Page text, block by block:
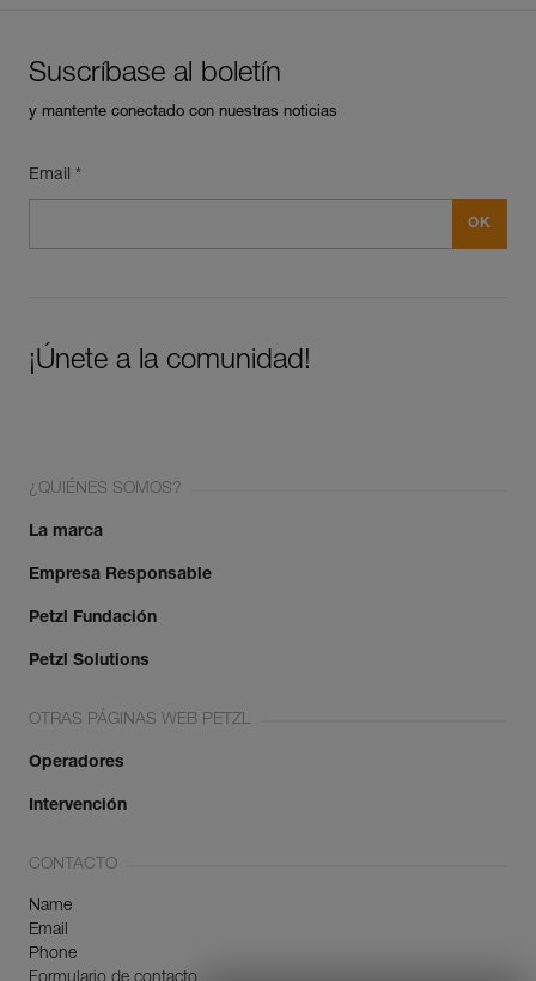
Suscríbase al boletín
y mantente conectado con nuestras noticias
Email *
¡Únete a la comunidad!
¿QUIÉNES SOMOS?
La marca
Empresa Responsable
Petzl Fundación
Petzl Solutions
OTRAS PÁGINAS WEB PETZL
Operadores
Intervención
CONTACTO
Name
Email
Phone